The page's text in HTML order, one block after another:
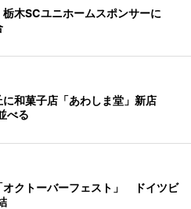
栃木SCユニホームスポンサーに
に和菓子店「あわしま堂」新店
べる
オクトーバーフェスト」 ドイツビ